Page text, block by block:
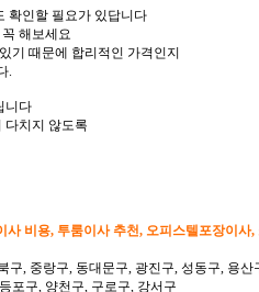
확인할 필요가 있답니다
해보세요
기 때문에 합리적인 가격인지
.
니다
다치지 않도록
비용, 투룸이사 추천, 오피스텔포장이사
구, 중랑구, 동대문구, 광진구, 성동구, 용
포구, 양천구, 구로구, 강서구